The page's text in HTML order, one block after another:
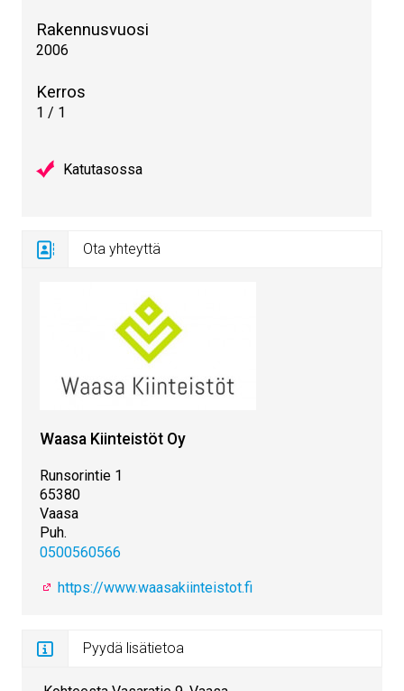
Rakennusvuosi
2006
Kerros
1 / 1
Katutasossa
Ota yhteyttä
Waasa Kiinteistöt Oy
Runsorintie 1
65380
Vaasa
Puh.
0500560566
https://www.waasakiinteistot.fi
Pyydä lisätietoa